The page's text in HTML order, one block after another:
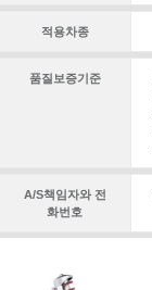
적용차종
품질보증기준
A/S책임자와 전
화번호